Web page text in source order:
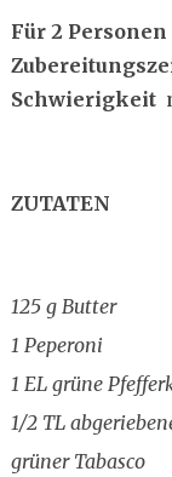
Für 2 Personen
Schwierigkeit
ZUTATEN
125 g Butter
1 Peperoni
1 EL grüne
1/2 TL
grüner Tabasco